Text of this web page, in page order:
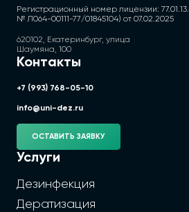
Регистрационный номер лицензии:
№ Л064-00111-77/01845104) от 07.02.2025
620102, Екатеринбург, улица
Шаумяна, 100
Контакты
+7 (993) 768-05-10
info@uni-dez.ru
ОСТАВИТЬ ЗАЯВКУ
Услуги
Дезинфекция
Дератизация